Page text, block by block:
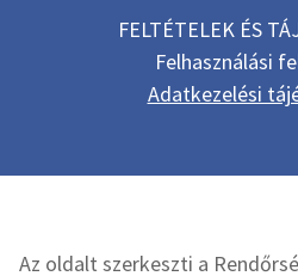
FELTÉTELEK ÉS
Felhasználási
Adatkezelési
Az oldalt szerkeszti a